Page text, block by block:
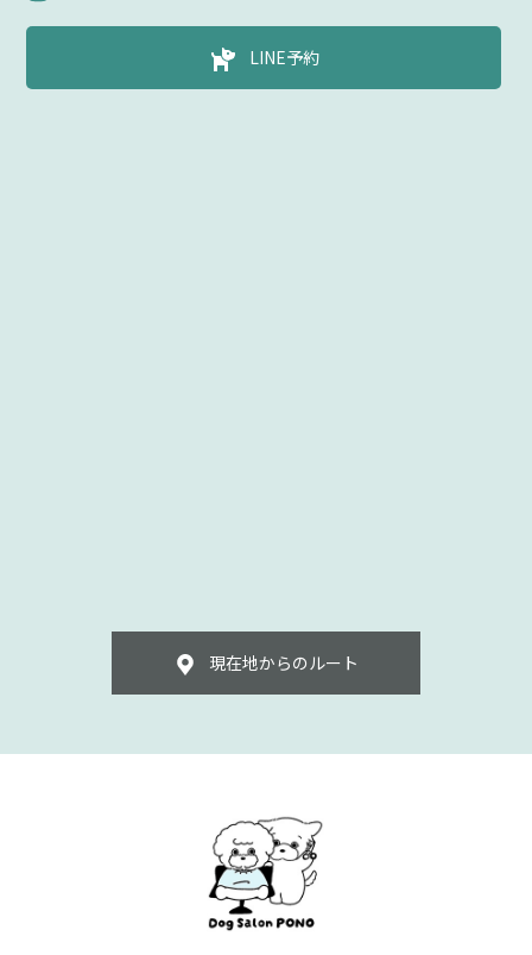
現在地からのルート
LINE予約